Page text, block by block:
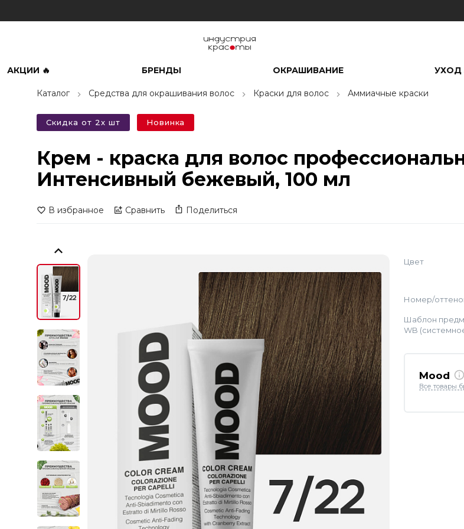
АКЦИИ 🔥 БРЕНДЫ ОКРАШИВАНИЕ УХОД
Каталог Средства для окрашивания волос Краски для волос Аммиачные краски
Скидка от 2х шт Новинка
Крем - краска для волос
Интенсивный бежевый, 100 мл
В избранное Сравнить Поделиться
Цвет
Номер/
Шаблон
WB
Mood
Все товары